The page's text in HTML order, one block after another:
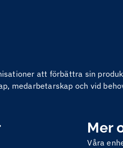
att förbättra sin
medarbetarskap och vid
Mer
Våra